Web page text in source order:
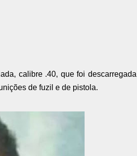
calibre .40, que foi descarregada
de fuzil e de pistola.